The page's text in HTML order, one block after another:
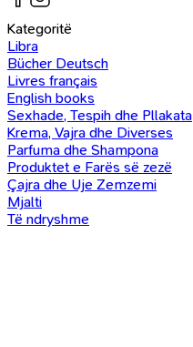
Kategoritë
Libra
Bücher Deutsch
Livres français
English books
Sexhade, Tespih dhe Pllakata
Krema, Vajra dhe Diverses
Parfuma dhe Shampona
Produktet e Farës së zezë
Çajra dhe Uje Zemzemi
Mjalti
Të ndryshme